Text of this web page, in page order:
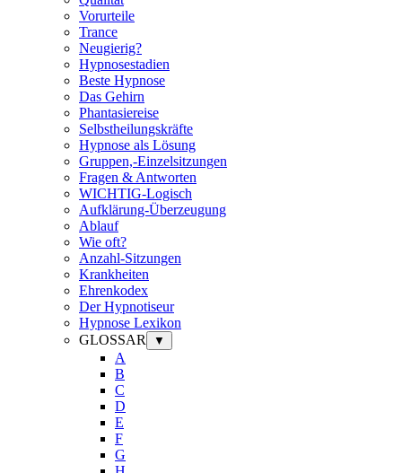
Vorurteile
Trance
Neugierig?
Hypnosestadien
Beste Hypnose
Das Gehirn
Phantasiereise
Selbstheilungskräfte
Hypnose als Lösung
Gruppen,-Einzelsitzungen
Fragen & Antworten
WICHTIG-Logisch
Aufklärung-Überzeugung
Ablauf
Wie oft?
Anzahl-Sitzungen
Krankheiten
Ehrenkodex
Der Hypnotiseur
Hypnose Lexikon
GLOSSAR
▼
A
B
C
D
E
F
G